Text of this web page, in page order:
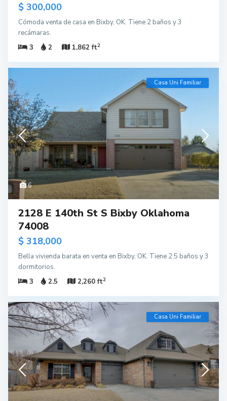
$ 300,000
Cómoda venta de casa en Bixby, OK. Tiene 2 baños y 3
recámaras.
3
2 1,862 ft2
6
Casa Uni Familiar
2128 E 140th St S Bixby Oklahoma
74008
$ 318,000
Bella vivienda barata en venta en Bixby, OK. Tiene 2.5 baños y 3
dormitorios.
3
2.5 2,260 ft2
Casa Uni Familiar